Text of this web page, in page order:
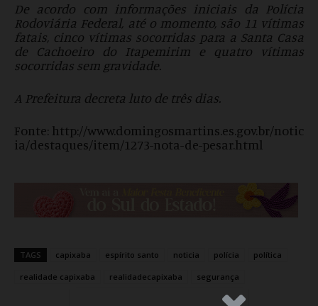
De acordo com informações iniciais da Polícia
Rodoviária Federal, até o momento, são 11 vítimas
fatais, cinco vítimas socorridas para a Santa Casa
de Cachoeiro do Itapemirim e quatro vítimas
socorridas sem gravidade.
A Prefeitura decreta luto de três dias.
Fonte: http://www.domingosmartins.es.gov.br/notic
ia/destaques/item/1273-nota-de-pesar.html
TAGS capixaba espírito santo noticia polícia política
realidade capixaba realidadecapixaba segurança